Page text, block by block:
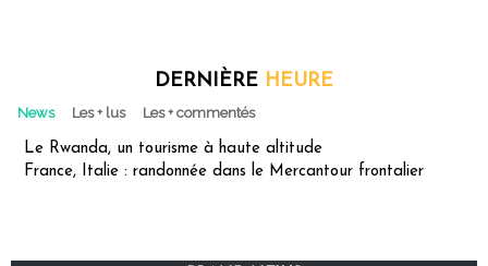
DERNIÈRE HEURE
News Les + lus Les + commentés
Le Rwanda, un tourisme à haute altitude
France, Italie : randonnée dans le Mercantour frontalier